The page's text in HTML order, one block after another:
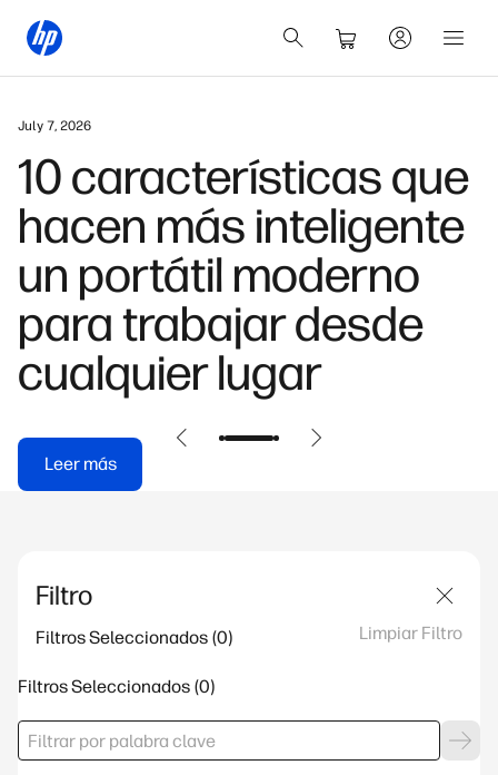
July 7, 2026
10 características que
hacen más inteligente
un portátil moderno
para trabajar desde
cualquier lugar
Leer más
Filtro
Filtros Seleccionados Limpiar Filtro
Filtros Seleccionados